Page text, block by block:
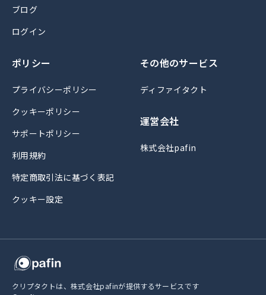
ブログ
ログイン
ポリシー
プライバシーポリシー
クッキーポリシー
サポートポリシー
利用規約
特定商取引法に基づく表記
クッキー設定
その他のサービス
ディファイタクト
運営会社
株式会社pafin
クリプタクトは、株式会社pafinが提供するサービスです